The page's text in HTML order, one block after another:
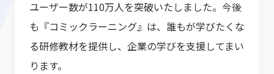
ユーザー数が110万人を突破いたしました。今後
も『コミックラーニング』は、誰もが学びたくな
る研修教材を提供し、企業の学びを支援してまい
ります。